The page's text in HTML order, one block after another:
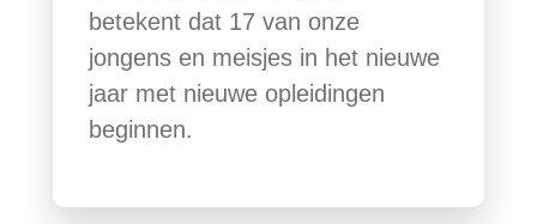
betekent dat 17 van onze
jongens en meisjes in het nieuwe
jaar met nieuwe opleidingen
beginnen.